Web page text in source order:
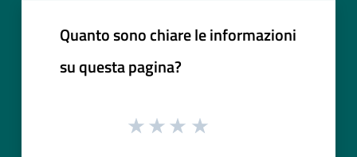
Quanto sono chiare le informazioni
su questa pagina?